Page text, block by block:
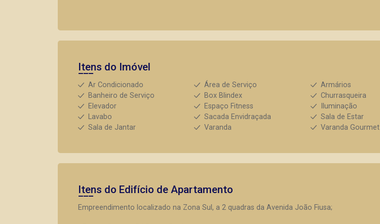
Itens do Imóvel
Ar Condicionado Área de Serviço
Armários
Banheiro de Serviço
Box Blindex
Churrasqueira
Elevador
Espaço Fitness
Iluminação
Lavabo
Sacada Envidraçada
Sala de Estar
Sala de Jantar
Varanda Varanda Gourmet
Itens do Edifício de Apartamento
Empreendimento localizado na Zona Sul, a 2 quadras da Avenida João Fiusa;